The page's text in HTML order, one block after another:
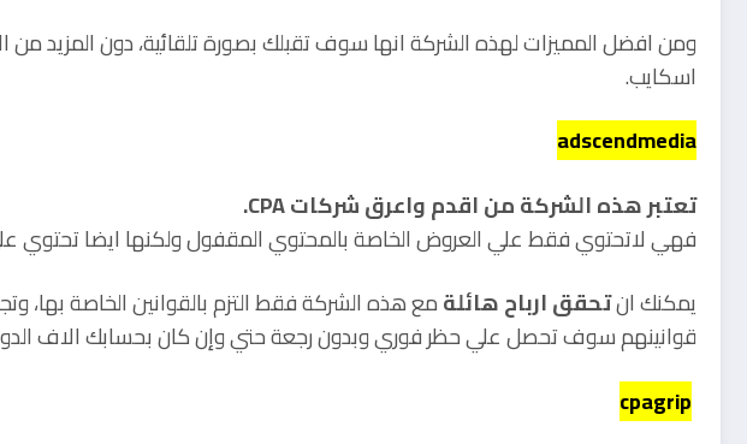
ومن افضل المميزات لهذه الشركة انها سوف تقبلك بصورة تلقائية، دون المزيد من
اسكايب.
adscendmedia
تعتبر هذه الشركة من اقدم واعرق شركات CPA.
فهي لاتحتوي فقط علي العروض الخاصة بالمحتوي المقفول ولكنها ايضا تحتوي
يمكنك انتحقق ارباح هائلةمع هذه الشركة فقط التزم بالقوانين الخاصة بها،
قوانينهم سوف تحصل علي حظر فوري وبدون رجعة حتي وإن كان بحسابك الاف
cpagrip